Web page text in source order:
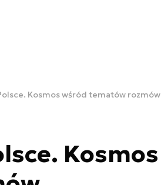
Kosmos wśród tematów rozmów
Kosmos